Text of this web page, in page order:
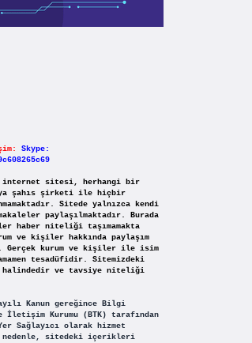
Skype:
internet sitesi, herhangi bir
şahıs şirketi ile hiçbir
Sitede yalnızca kendi
paylaşılmaktadır. Burada
haber niteliği taşımamakta
ve kişiler hakkında paylaşım
Gerçek kurum ve kişiler ile isim
tesadüfidir. Sitemizdeki
ve tavsiye niteliği
Kanun gereğince Bilgi
Kurumu (BTK) tarafından
Sağlayıcı olarak hizmet
nedenle, sitedeki içerikleri